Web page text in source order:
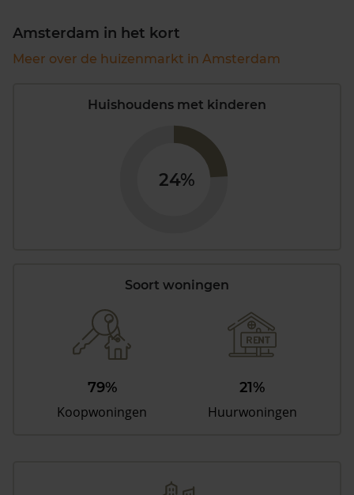
Amsterdam in het kort
Meer over de huizenmarkt in Amsterdam
Huishoudens met kinderen
24%
Soort woningen
79%
Koopwoningen
21%
Huurwoningen